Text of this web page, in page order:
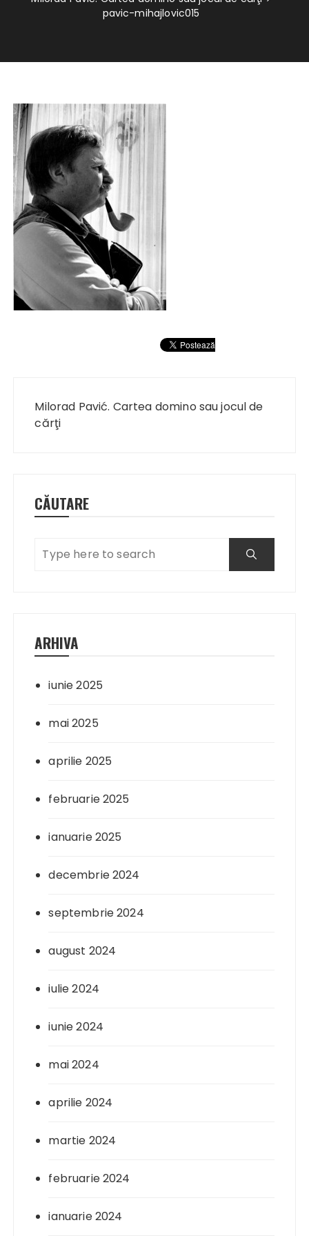
pavic-mihajlovic015
articole
Milorad Pavić. Cartea domino sau jocul de
cărţi
CĂUTARE
ARHIVA
iunie 2025
mai 2025
aprilie 2025
februarie 2025
ianuarie 2025
decembrie 2024
septembrie 2024
august 2024
iulie 2024
iunie 2024
mai 2024
aprilie 2024
martie 2024
februarie 2024
ianuarie 2024